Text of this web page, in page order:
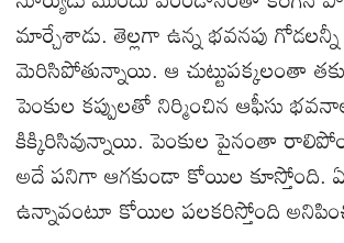
మార్చేశాడు. తెల్లగా ఉన్న భవనపు గోడలన్నీ
మెరిసిపోతున్నాయి. ఆ చుట్టుపక్కలంతా
పెంకుల కప్పులతో నిర్మించిన ఆఫీసు
కిక్కిరిసివున్నాయి. పెంకుల పైనంతా
అదే పనిగా ఆగకుండా కోయిల కూస్తోంది.
ఉన్నావంటూ కోయిల పలకరిస్తోంది